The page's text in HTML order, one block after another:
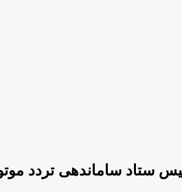
ستاد ساماندهی تردد